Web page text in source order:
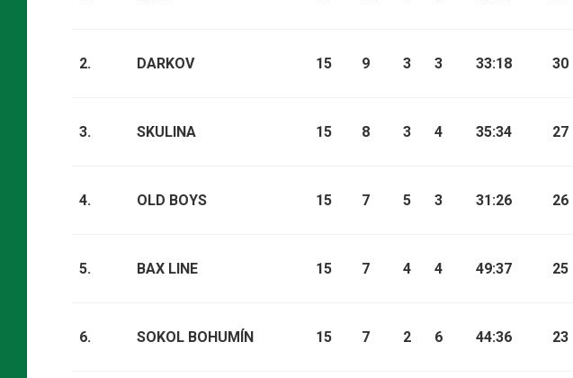
2. DARKOV 15 9 3 3 33:18 30
3. SKULINA 15 8 3 4 35:34 27
4. OLD BOYS 15 7 5 3 31:26 26
5. BAX LINE 15 7 4 4 49:37 25
6. SOKOL BOHUMÍN 15 7 2 6 44:36 23